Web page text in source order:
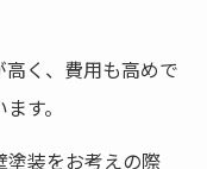
く、費用も高めで
す。
塗装をお考えの際